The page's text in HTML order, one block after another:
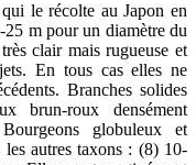
le récolte au Japon en
m pour un diamètre du
clair mais rugueuse et
En tous cas elles ne
Branches solides
brun-roux densément
globuleux et
autres taxons : (8) 10-